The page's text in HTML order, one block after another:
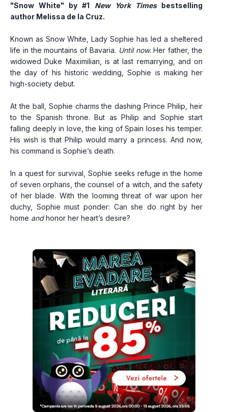
"Snow White" by #1 New York Times bestselling
author Melissa de la Cruz.
Known as Snow White, Lady Sophie has led a sheltered
life in the mountains of Bavaria. Until now. Her father, the
widowed Duke Maximilian, is at last remarrying, and on
the day of his historic wedding, Sophie is making her
high-society debut.
At the ball, Sophie charms the dashing Prince Philip, heir
to the Spanish throne. But as Philip and Sophie start
falling deeply in love, the king of Spain loses his temper.
His wish is that Philip would marry a princess. And now,
his command is Sophie’s death.
In a quest for survival, Sophie seeks refuge in the home
of seven orphans, the counsel of a witch, and the safety
of her blade. With the looming threat of war upon her
duchy, Sophie must ponder: Can she do right by her
home and honor her heart’s desire?